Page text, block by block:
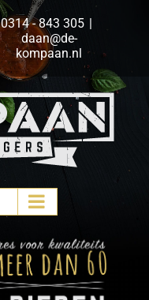
0314 - 843 305 |
daan@de-
kompaan.nl